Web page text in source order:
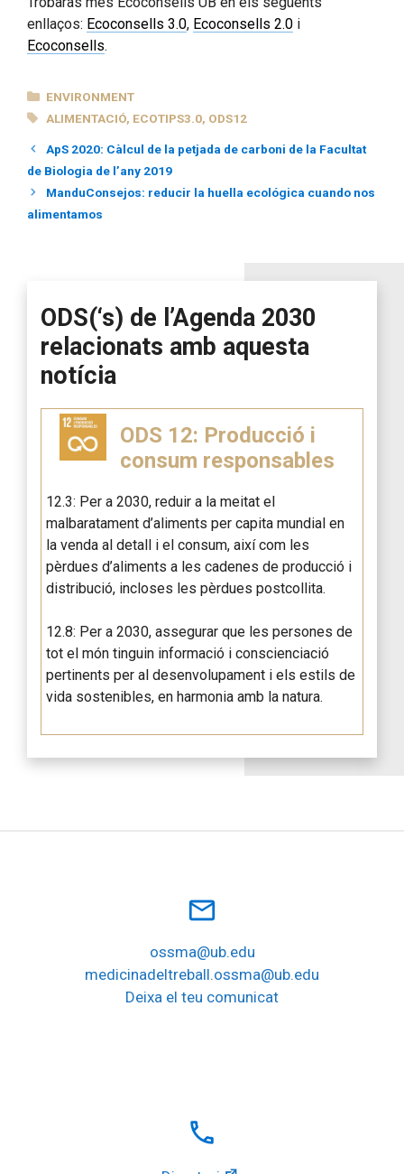
enllaços: Ecoconsells 3.0, Ecoconsells 2.0 i
Ecoconsells.
CATEGORIES
ENVIRONMENT
TAGS
ALIMENTACIÓ, ECOTIPS3.0, ODS12
ApS 2020: Càlcul de la petjada de carboni de la Facultat
de Biologia de l’any 2019
ManduConsejos: reducir la huella ecológica cuando nos
alimentamos
ODS(‘s) de l’Agenda 2030
relacionats amb aquesta
notícia
ODS 12: Producció i
consum responsables
12.3: Per a 2030, reduir a la meitat el
malbaratament d’aliments per capita mundial en
la venda al detall i el consum, així com les
pèrdues d’aliments a les cadenes de producció i
distribució, incloses les pèrdues postcollita.
12.8: Per a 2030, assegurar que les persones de
tot el món tinguin informació i conscienciació
pertinents per al desenvolupament i els estils de
vida sostenibles, en harmonia amb la natura.
mail_outline
ossma@ub.edu
medicinadeltreball.ossma@ub.edu
Deixa el teu comunicat
local_phone